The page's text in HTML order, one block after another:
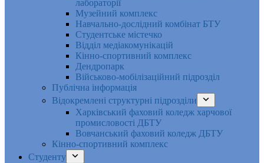
лабораторії
Музейний комплекс
Навчально-дослідний комбінат БТУ
Студентське містечко
Відділ медіакомунікацій
Кінно-спортивний комплекс
Дендропарк
Військово-мобілізаційний підрозділ
Публічна інформація
Відокремлені структурні підрозділи
Харківський фаховий коледж харчової
промисловості ДБТУ
Вовчанський фаховий коледж ДБТУ
Кінно-спортивний комплекс
Студенту